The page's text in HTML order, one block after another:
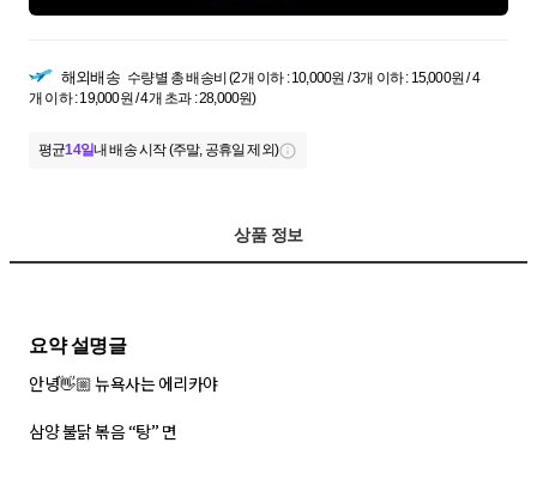
해외배송 수량별 총 배송비 (2개 이하 : 10,000원 / 3개 이하 : 15,000원 / 4
개 이하 : 19,000원 / 4개 초과 : 28,000원)
평균14일내 배송 시작 (주말, 공휴일 제외)
상품 정보
요약 설명글
안녕👋🏼 뉴욕사는 에리카야
삼양 불닭 볶음 “탕” 면